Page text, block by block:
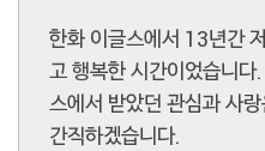
한화 이글스에서 13년간
고 행복한 시간이었습니
스에서 받았던 관심과 사
간직하겠습니다.